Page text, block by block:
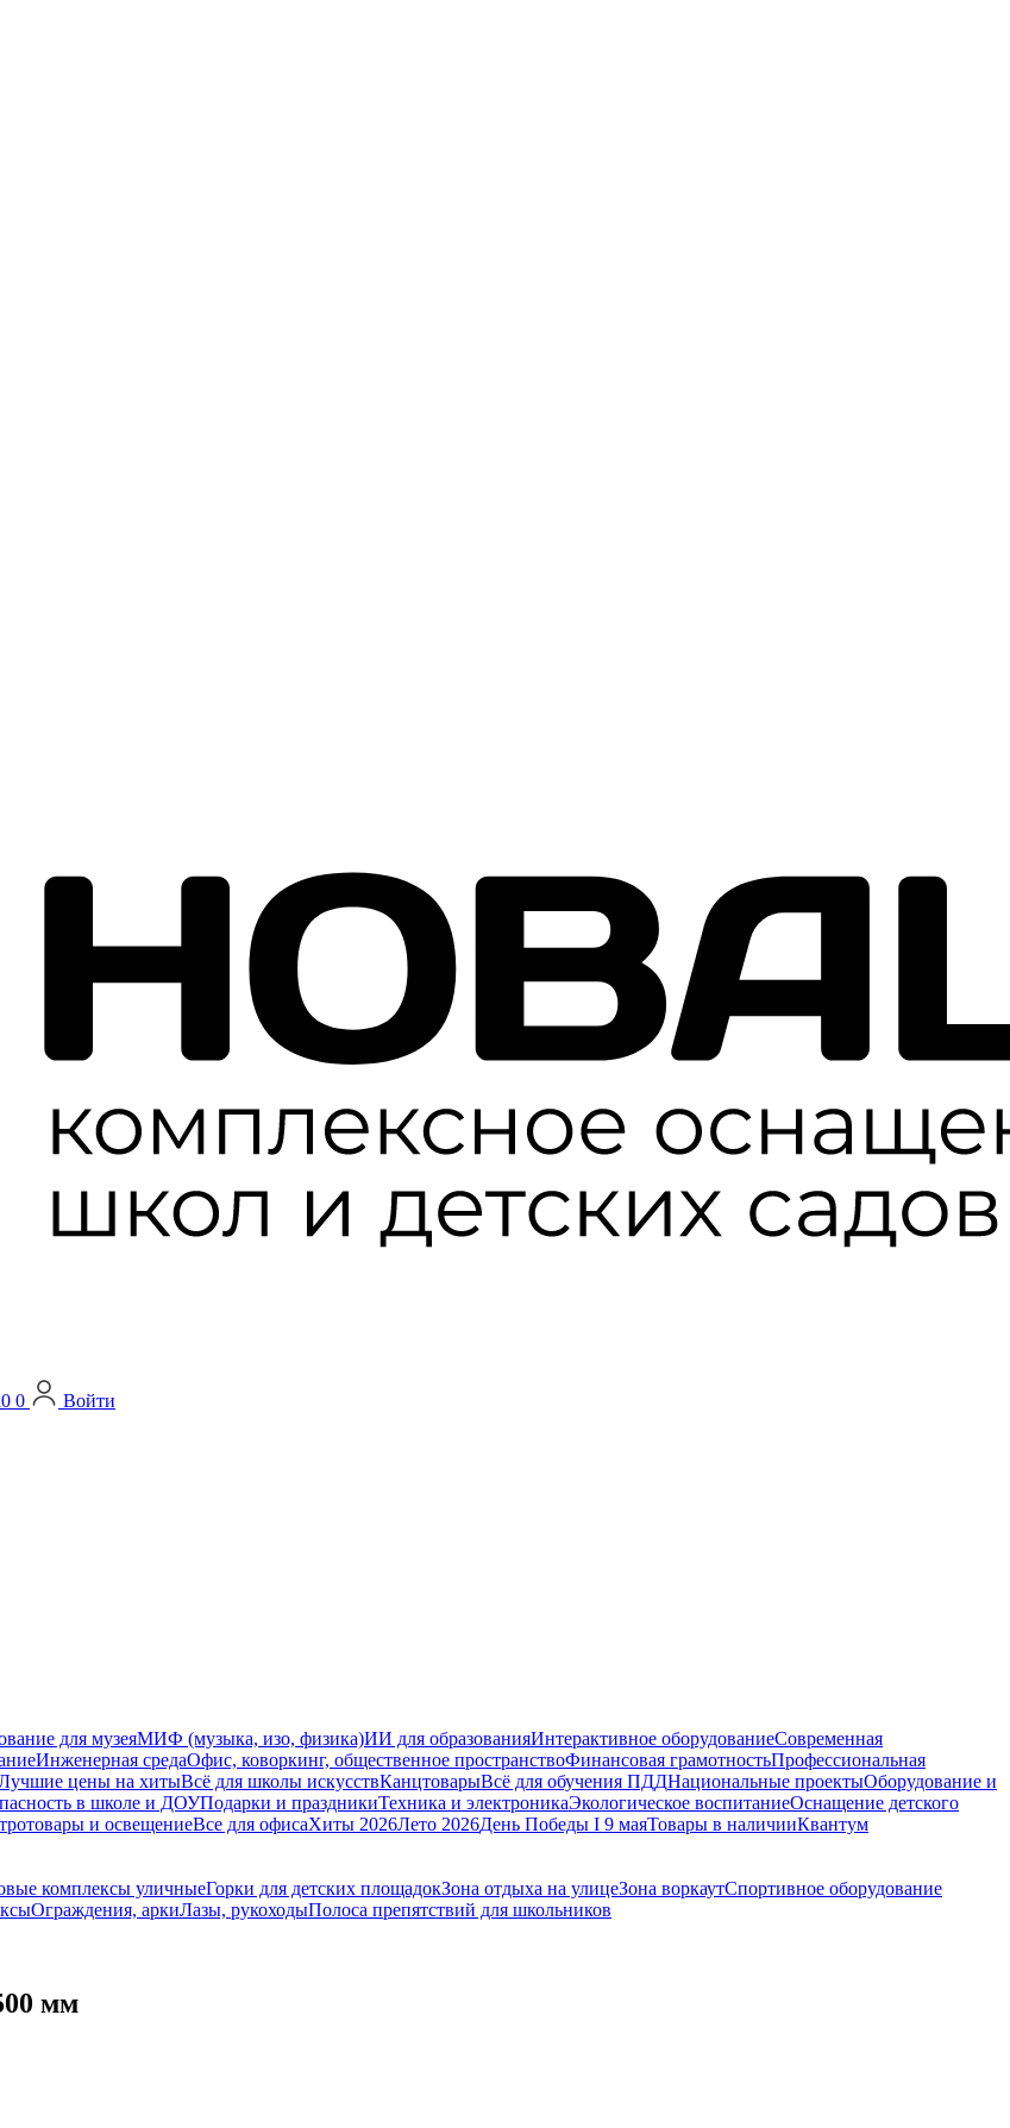
0 0
Войти
для музеяМИФ (музыка, изо, физика)ИИ для образованияИнтерактивное оборудованиеСовременная
Инженерная средаОфис, коворкинг, общественное пространствоФинансовая грамотностьПрофессиональная
цены на хитыВсё для школы искусствКанцтоварыВсё для обучения ПДДНациональные проектыОборудование и
в школе и ДОУПодарки и праздникиТехника и электроникаЭкологическое воспитаниеОснащение детского
и освещениеВсе для офисаХиты 2026Лето 2026День Победы I 9 маяТовары в наличииКвантум
комплексы уличныеГорки для детских площадокЗона отдыха на улицеЗона воркаутСпортивное оборудование
Ограждения, аркиЛазы, рукоходыПолоса препятствий для школьников
мм